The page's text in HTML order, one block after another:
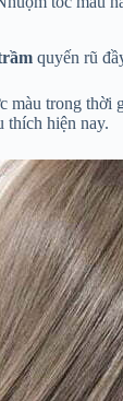
quyến rũ
màu trong thời
thích hiện nay.